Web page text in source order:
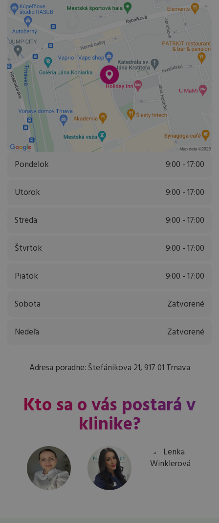
Pondelok 9:00 - 17:00
Utorok 9:00 - 17:00
Streda 9:00 - 17:00
Štvrtok 9:00 - 17:00
Piatok 9:00 - 17:00
Sobota Zatvorené
Nedeľa Zatvorené
Adresa poradne: Štefánikova 21, 917 01 Trnava
Kto sa o vás postará v
klinike?